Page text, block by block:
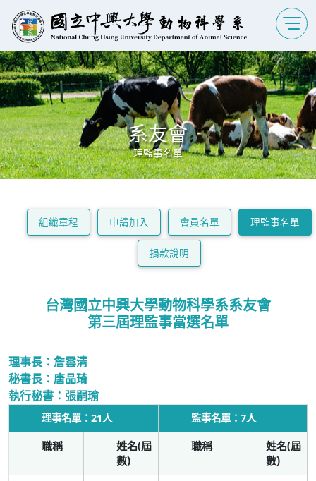
系友會
理監事名單
組織章程 申請加入 會員名單 理監事名單
捐款說明
台灣國立中興大學動物科學系系友會
第三屆理監事當選名單
理事長：詹雲清
秘書長：唐品琦
執行秘書：張嗣瑜
理事名單：21人 監事名單：7人
職稱
姓名(屆
數)
職稱
姓名(屆
數)